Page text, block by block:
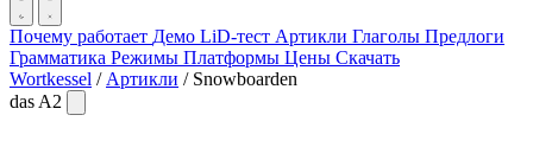
Почему работает Демо LiD-тест Артикли Глаголы Предлоги
Грамматика Режимы Платформы Цены Скачать
Wortkessel / Артикли / Snowboarden
das A2